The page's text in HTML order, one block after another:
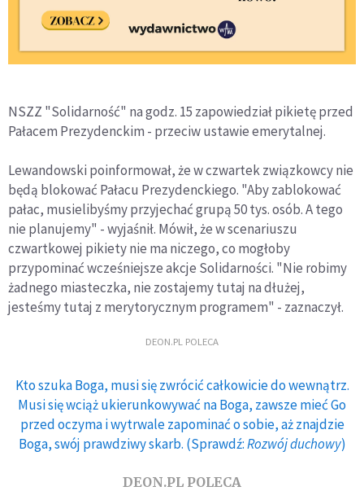
NSZZ "Solidarność" na godz. 15 zapowiedział pikietę przed
Pałacem Prezydenckim - przeciw ustawie emerytalnej.
Lewandowski poinformował, że w czwartek związkowcy nie
będą blokować Pałacu Prezydenckiego. "Aby zablokować
pałac, musielibyśmy przyjechać grupą 50 tys. osób. A tego
nie planujemy" - wyjaśnił. Mówił, że w scenariuszu
czwartkowej pikiety nie ma niczego, co mogłoby
przypominać wcześniejsze akcje Solidarności. "Nie robimy
żadnego miasteczka, nie zostajemy tutaj na dłużej,
jesteśmy tutaj z merytorycznym programem" - zaznaczył.
DEON.PL POLECA
Kto szuka Boga, musi się zwrócić całkowicie do wewnątrz.
Musi się wciąż ukierunkowywać na Boga, zawsze mieć Go
przed oczyma i wytrwale zapominać o sobie, aż znajdzie
Boga, swój prawdziwy skarb. (Sprawdź:Rozwój duchowy)
DEON.PL POLECA